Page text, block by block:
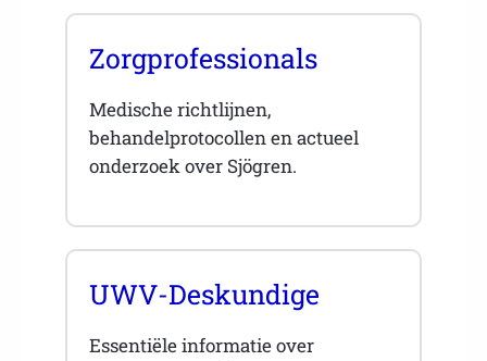
Zorgprofessionals
Medische richtlijnen,
behandelprotocollen en actueel
onderzoek over Sjögren.
UWV-Deskundige
Essentiële informatie over